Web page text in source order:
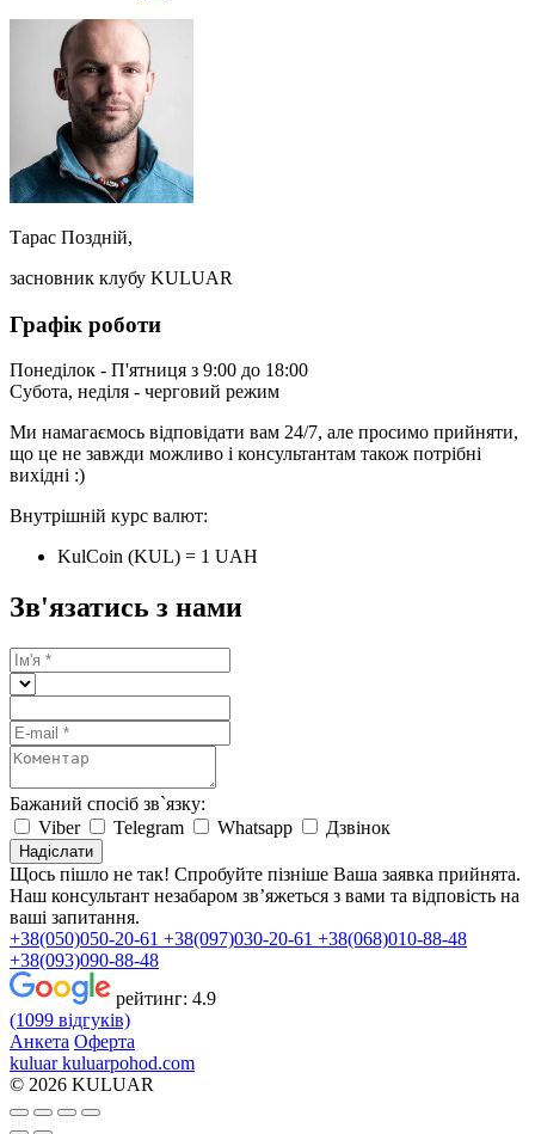
Тарас Поздній,
засновник клубу KULUAR
Графік роботи
Понеділок - П'ятниця з 9:00 до 18:00
Субота, неділя - черговий режим
Ми намагаємось відповідати вам 24/7, але просимо прийняти,
що це не завжди можливо і консультантам також потрібні
вихідні :)
Внутрішній курс валют:
KulCoin (KUL) = 1 UAH
Зв'язатись з нами
Бажаний спосіб зв`язку:
Viber
Telegram Whatsapp Дзвінок
Надіслати
Щось пішло не так! Спробуйте пізніше Ваша заявка прийнята.
Наш консультант незабаром зв’яжеться з вами та відповість на
ваші запитання.
+38(050)050-20-61 +38(097)030-20-61 +38(068)010-88-48
+38(093)090-88-48
рейтинг: 4.9
(1099 відгуків)
Анкета Оферта
kuluar kuluarpohod.com
© 2026 KULUAR